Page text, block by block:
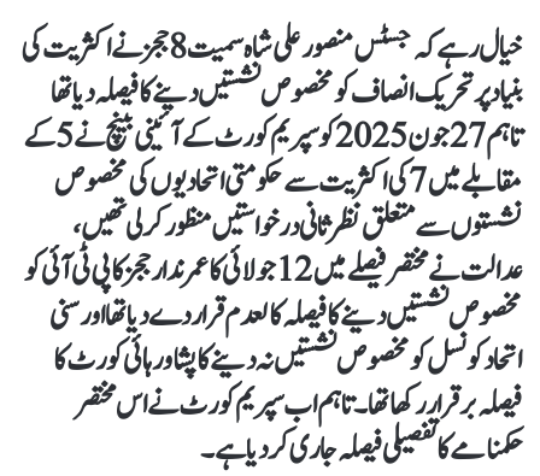
خیال رہے کہ جسٹس منصور علی شاہ سمیت 8 ججز نے اکثریت کی
بنیاد پر تحریک انصاف کو مخصوص نشستیں دینے کا فیصلہ دیا تھا
تاہم 27 جون 2025 کو سپریم کورٹ کے آئینی بینچ نے 5 کے
مقابلے میں 7 کی اکثریت سے حکومتی اتحادیوں کی مخصوص
نشستوں سے متعلق نظرثانی درخواستیں منظور کرلی تھیں،
عدالت نے مختصر فیصلے میں 12 جولائی کا عمرندار ججز کا پی ٹی آئی کو
مخصوص نشستیں دینے کا فیصلہ کالعدم قرار دے دیا تھا اور سنی
اتحاد کونسل کو مخصوص نشستیں نہ دینے کا پشاور ہائی کورٹ کا
فیصلہ برقرار رکھا تھا۔ تاہم اب سپریم کورٹ نے اس مختصر
حکمنامے کا تفصیلی فیصلہ جاری کر دیا ہے۔